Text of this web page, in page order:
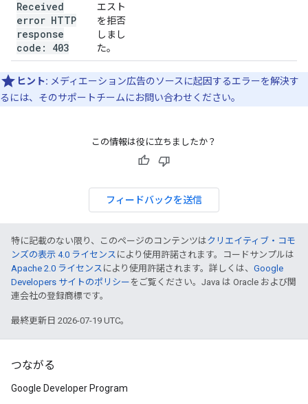
Received
error HTTP
response
code: 403
エスト
を拒否
しまし
た。
ヒント: メディエーション広告のソースに起因するエラーを解決す
るには、そのサポートチームにお問い合わせください。
この情報は役に立ちましたか？
フィードバックを送信
特に記載のない限り、このページのコンテンツはクリエイティブ・コモ
ンズの表示 4.0 ライセンス により使用許諾されます。コードサンプルは
Apache 2.0 ライセンス により使用許諾されます。詳しくは、 Google
Developers サイトのポリシー をご覧ください。Java は Oracle および関
連会社の登録商標です。
最終更新日 2026-07-19 UTC。
つながる
Google Developer Program